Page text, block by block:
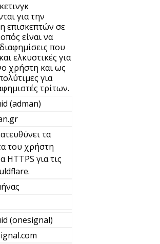
για την
επισκεπτών σε
είναι να
που
ελκυστικές για
χρήστη και ως
για
τρίτων.
(adman)
τα
του χρήστη
HTTPS για τις
(onesignal)